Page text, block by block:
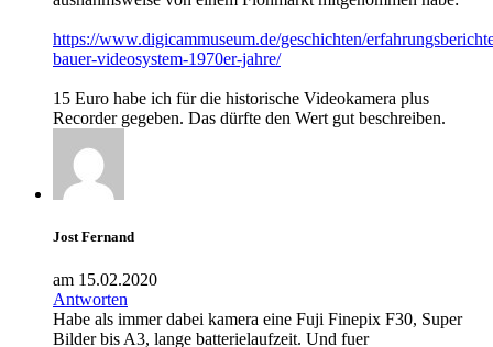
https://www.digicammuseum.de/geschichten/
bauer-videosystem-1970er-jahre/
15 Euro habe ich für die historische Videokamera plus
Recorder gegeben. Das dürfte den Wert gut beschreiben.
Jost Fernand
am 15.02.2020
Antworten
Habe als immer dabei kamera eine Fuji Finepix F30, Super
Bilder bis A3, lange batterielaufzeit. Und fuer